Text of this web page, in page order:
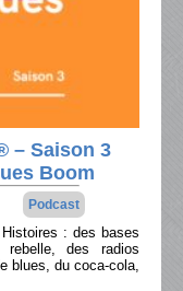
– Saison 3
Boom
Podcast
: des bases
rebelle, des radios
blues, du coca-cola,